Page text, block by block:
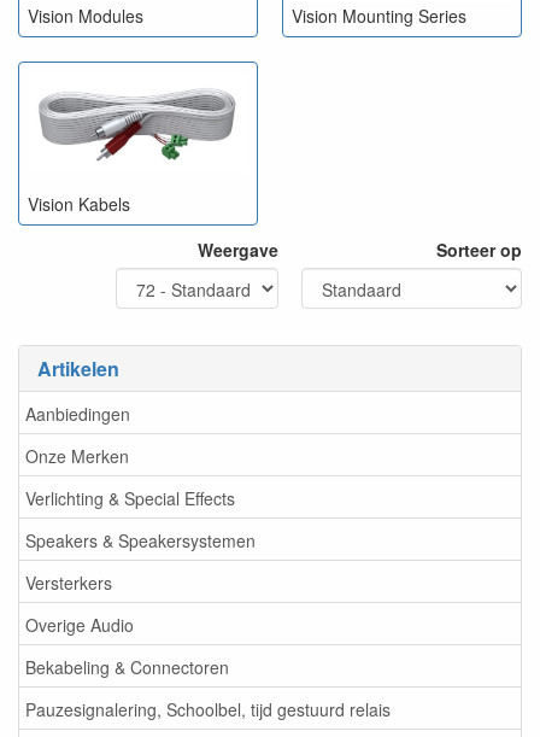
Artikelen
Aanbiedingen
Onze Merken
Verlichting & Special Effects
Speakers & Speakersystemen
Versterkers
Overige Audio
Bekabeling & Connectoren
Pauzesignalering, Schoolbel, tijd gestuurd relais
Vision Modules Vision Mounting Series
Vision Kabels
Weergave
Sorteer op